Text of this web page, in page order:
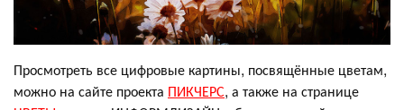
Просмотреть все цифровые картины, посвящённые цветам,
можно на сайте проекта ПИКЧЕРС, а также на странице